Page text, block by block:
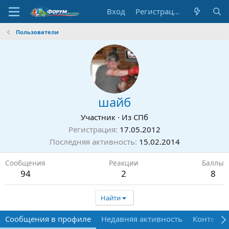
Вход Регистрация
Пользователи
шайб
Участник · Из СПб
Регистрация 17.05.2012
Последняя активность 15.02.2014
Сообщения
94
Реакции
2
Баллы
8
Найти
Сообщения в профиле Недавняя активность Контент